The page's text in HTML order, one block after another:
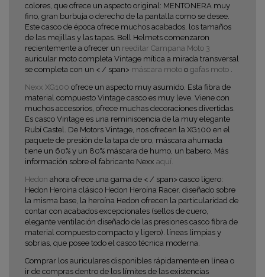
colores, que ofrece un aspecto original: MENTONERA muy
fino, gran burbuja o derecho de la pantalla como se desee.
Este casco de época ofrece muchos acabados, los tamaños
de las mejillas y las tapas. Bell Helmets comenzaron
recientemente a ofrecer un reeditar Campana Moto 3
auricular moto completa Vintage mítica a mirada transversal
se completa con un < / span> máscara moto o gafas moto .
Nexx XG100 ofrece un aspecto muy asumido. Esta fibra de
material compuesto Vintage casco es muy leve. Viene con
muchos accesorios, ofrece muchas decoraciones divertidas.
Es casco Vintage es una reminiscencia de la muy elegante
Rubí Castel. De Motors Vintage, nos ofrecen la XG100 en el
paquete de presión de la tapa de oro, máscara ahumada
tiene un 60% y un 80% máscara de humo, un babero. Más
información sobre el fabricante Nexx aquí.
Hedon ahora ofrece una gama de < / span> casco ligero:
Hedon Heroína clásico Hedon Heroína Racer. diseñado sobre
la misma base, la heroína Hedon ofrecen la particularidad de
contar con acabados excepcionales (sellos de cuero,
elegante ventilación diseñado de las presiones casco fibra de
material compuesto compacto y ligero). líneas limpias y
sobrias, que posee todo el casco técnica moderna.
Comprar los auriculares disponibles rápidamente en línea o
ir de compras dentro de los límites de las existencias